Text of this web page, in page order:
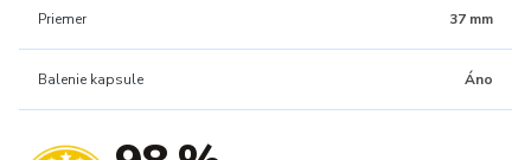
Priemer 37 mm
Balenie kapsule Áno